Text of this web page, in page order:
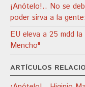
¡Anótelo!.. No se
poder sirva a la
EU eleva a 25 mdd
Mencho"
ARTÍCULOS